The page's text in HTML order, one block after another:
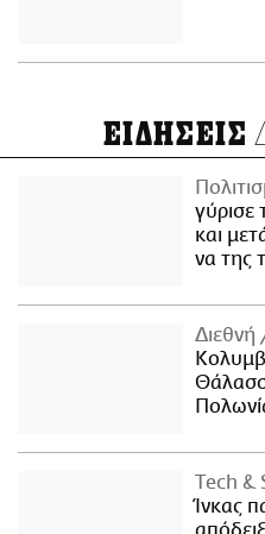
ΕΙΔΗΣΕΙΣ
γύρισε
και
να της
Διεθνή
Τech &
Ίνκας